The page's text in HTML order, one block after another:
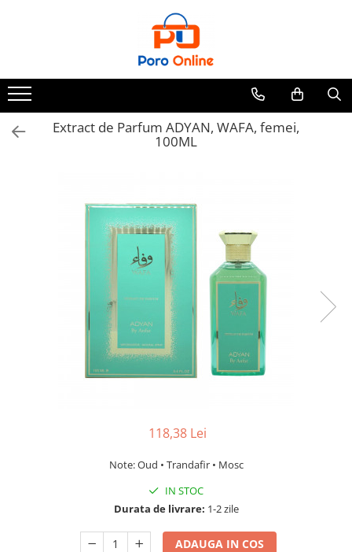
Clone
Parfum Barbati
Parfum FemeiExtract de Parfum ADYAN, WAFA, femei,
100ML
118,38 Lei
Note: Oud • Trandafir • Mosc
IN STOC
Durata de livrare: 1-2 zile
ADAUGA IN COS